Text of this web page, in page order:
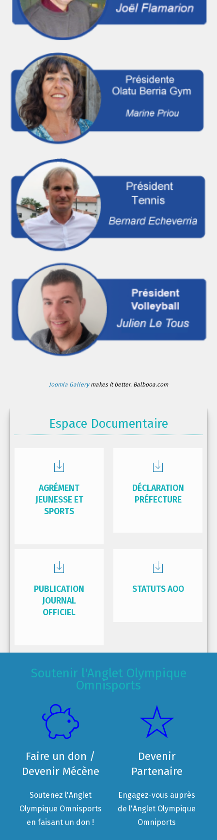
Joomla Gallerymakes it better. Balbooa.com
Espace Documentaire
AGRÉMENT
JEUNESSE ET
SPORTS
DÉCLARATION
PRÉFECTURE
PUBLICATION
JOURNAL
OFFICIEL
STATUTS AOO
Soutenir l'Anglet Olympique
Omnisports
Faire un don /
Devenir Mécène
Soutenez l'Anglet
Olympique Omnisports
en faisant un don !
Devenir
Partenaire
Engagez-vous auprès
de l'Anglet Olympique
Omniports